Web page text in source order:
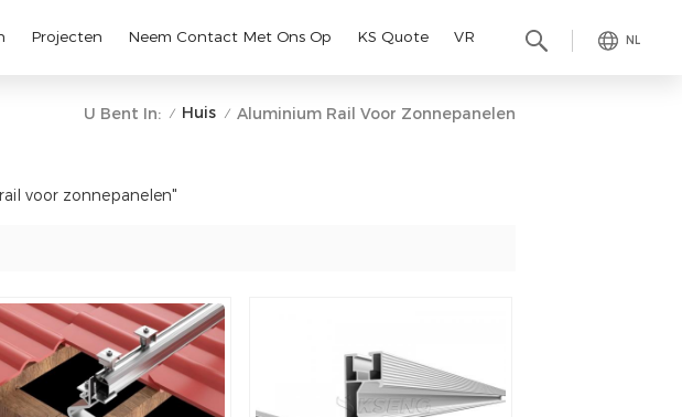
NL
Projecten Neem Contact Met Ons Op KS Quote VR
U Bent In: / Huis / Aluminium Rail Voor Zonnepanelen
voor zonnepanelen"